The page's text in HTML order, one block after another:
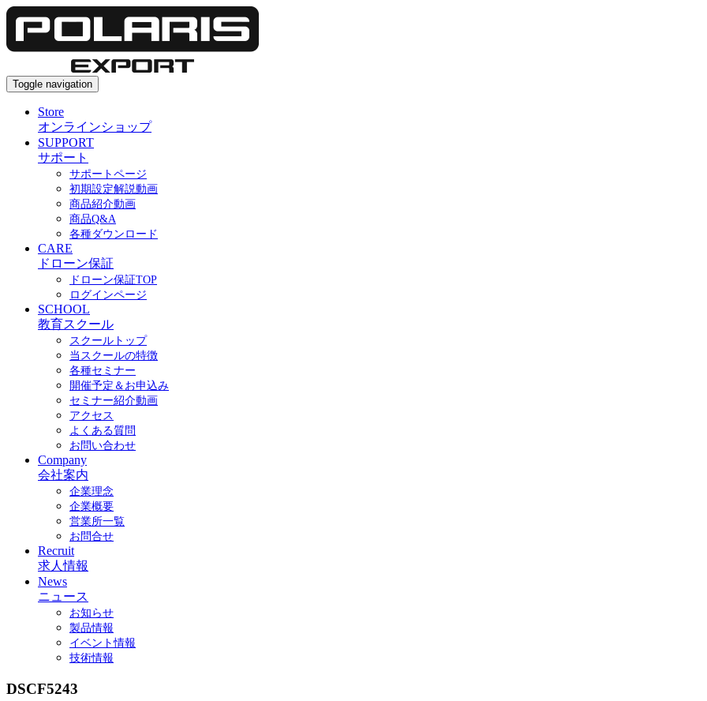
Toggle navigation
Store
オンラインショップ
SUPPORT
サポート
サポートページ
初期設定解説動画
商品紹介動画
商品Q&A
各種ダウンロード
CARE
ドローン保証
ドローン保証TOP
ログインページ
SCHOOL
教育スクール
スクールトップ
当スクールの特徴
各種セミナー
開催予定＆お申込み
セミナー紹介動画
アクセス
よくある質問
お問い合わせ
Company
会社案内
企業理念
企業概要
営業所一覧
お問合せ
Recruit
求人情報
News
ニュース
お知らせ
製品情報
イベント情報
技術情報
DSCF5243